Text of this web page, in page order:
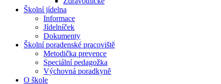
Školní jídelna
Informace
Jídelníček
Dokumenty
Školní poradenské pracoviště
Metodička prevence
Speciální pedagožka
Výchovná poradkyně
O škole